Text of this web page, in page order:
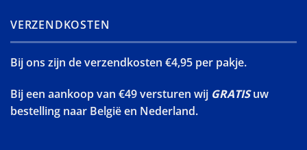
VERZENDKOSTEN
Bij ons zijn de verzendkosten €4,95 per pakje.
Bij een aankoop van €49 versturen wij GRATISuw
bestelling naar België en Nederland.